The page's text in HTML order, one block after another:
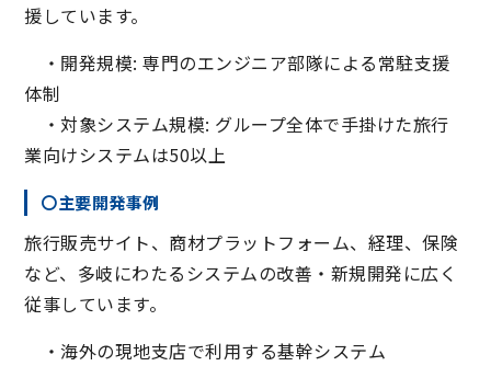
援しています。
・開発規模: 専門のエンジニア部隊による常駐支援
体制
・対象システム規模: グループ全体で手掛けた旅行
業向けシステムは50以上
〇主要開発事例
旅行販売サイト、商材プラットフォーム、経理、保険
など、多岐にわたるシステムの改善・新規開発に広く
従事しています。
・海外の現地支店で利用する基幹システム